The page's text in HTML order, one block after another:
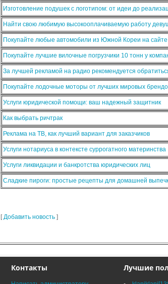
Изготовление подушек с логотипом: от идеи до
Найти свою любимую высокооплачиваемую работу
Покупайте любые автомобили из Южной Кореи на
Покупайте лучшие вилочные погрузчики 10 тонн у
За лучшей рекламой на радио рекомендуется
Покупайте лодочные моторы от лучших мировых
Услуги юридической помощи: ваш надежный защитник
Как выбрать ричтрак
Реклама на ТВ, как лучший вариант для заказчиков
Услуги нотариуса в контексте суррогатного материнства
Услуги ликвидации и банкротства юридических лиц
Сладкие пироги: простые рецепты для домашней
[Добавить новость ]
Контакты Лучшие